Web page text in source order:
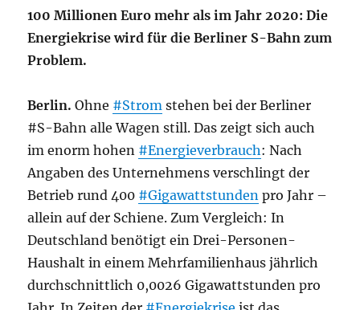
100 Millionen Euro mehr als im Jahr 2020: Die
Energiekrise wird für die Berliner S-Bahn zum
Problem.
Berlin.Ohne #Strom stehen bei der Berliner
#S-Bahn alle Wagen still. Das zeigt sich auch
im enorm hohen #Energieverbrauch: Nach
Angaben des Unternehmens verschlingt der
Betrieb rund 400 #Gigawattstunden pro Jahr –
allein auf der Schiene. Zum Vergleich: In
Deutschland benötigt ein Drei-Personen-
Haushalt in einem Mehrfamilienhaus jährlich
durchschnittlich 0,0026 Gigawattstunden pro